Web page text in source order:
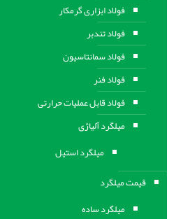
فولاد ابزاری گرمکار
فولاد تندبر
فولاد سمانتاسیون
فولاد فنر
فولاد قابل عملیات حرارتی
ميلگرد آلیاژی
میلگرد استیل
قیمت میلگرد
میلگرد ساده